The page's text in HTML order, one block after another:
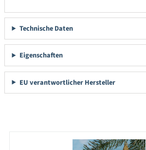
Technische Daten
Eigenschaften
EU verantwortlicher Hersteller